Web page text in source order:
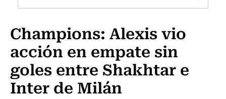
Programas Radio y TV Usach
Champions: Alexis vio
acción en empate sin
goles entre Shakhtar e
Inter de Milán